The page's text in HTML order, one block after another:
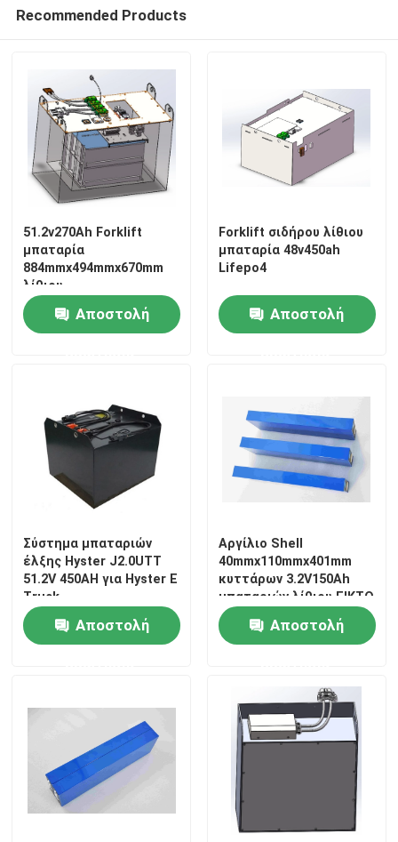
Recommended Products
51.2v270Ah Forklift
μπαταρία
884mmx494mmx670mm
λίθιου
Αποστολή
Forklift σιδήρου λίθιου
μπαταρία 48v450ah
Lifepo4
Αποστολή
Σύστημα μπαταριών
έλξης Hyster J2.0UTT
51.2V 450AH για Hyster E
Truck
Αποστολή
Αργίλιο Shell
40mmx110mmx401mm
κυττάρων 3.2V150Ah
μπαταριών λίθιου EIKTO
LFP
Αποστολή